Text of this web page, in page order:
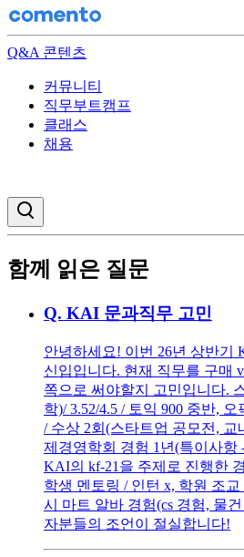
Q&A 콘텐츠
커뮤니티
직무부트캠프
클래스
채용
함께 읽은 질문
Q. KAI 문과직무 고민
안녕하세요! 이번 26년 상반기
신입입니다. 현재 직무를 구매
쪽으로 써야할지 고민입니다.
학)/ 3.52/4.5 / 토익 900 중반,
/ 수상 2회(스타트업 공모전, 교
제경영학회 경험 1년(특이사항
KAI의 kf-21을 주제로 진행한
학생 멘토링 / 인턴 x, 학원 조교
시 마트 알바 경험(cs 경험, 물
자분들의 조언이 절실합니다!